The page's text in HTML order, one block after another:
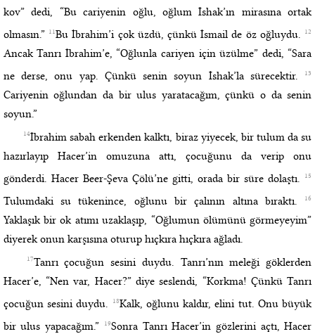
kov” dedi, “Bu cariyenin oğlu, oğlum İshak’ın mirasına ortak
olmasın.” 11Bu İbrahim’i çok üzdü, çünkü İsmail de öz oğluydu. 12
Ancak Tanrı İbrahim’e, “Oğlunla cariyen için üzülme” dedi, “Sara
ne derse, onu yap. Çünkü senin soyun İshak’la sürecektir.
13
Cariyenin oğlundan da bir ulus yaratacağım, çünkü o da senin
soyun.”
14İbrahim sabah erkenden kalktı, biraz yiyecek, bir tulum da su
hazırlayıp Hacer’in omuzuna attı, çocuğunu da verip onu
gönderdi. Hacer Beer-Şeva Çölü’ne gitti, orada bir süre dolaştı.
15
Tulumdaki su tükenince, oğlunu bir çalının altına bıraktı. 16
Yaklaşık bir ok atımı uzaklaşıp, “Oğlumun ölümünü görmeyeyim”
diyerek onun karşısına oturup hıçkıra hıçkıra ağladı.
17Tanrı çocuğun sesini duydu. Tanrı’nın meleği göklerden
Hacer’e, “Nen var, Hacer?” diye seslendi, “Korkma! Çünkü Tanrı
çocuğun sesini duydu.
18Kalk, oğlunu kaldır, elini tut. Onu büyük
bir ulus yapacağım.”
19Sonra Tanrı Hacer’in gözlerini açtı, Hacer